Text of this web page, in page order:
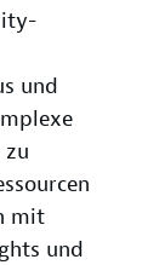
und
mit
und